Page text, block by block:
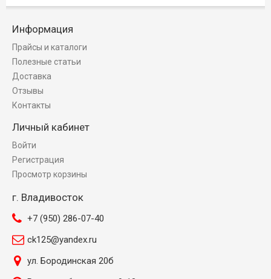
Информация
Прайсы и каталоги
Полезные статьи
Доставка
Отзывы
Контакты
Личный кабинет
Войти
Регистрация
Просмотр корзины
г. Владивосток
+7 (950) 286-07-40
ck125@yandex.ru
ул. Бородинская 20б